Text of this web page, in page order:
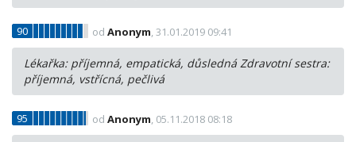
90 od Anonym, 31.01.2019 09:41
Lékařka: příjemná, empatická, důsledná Zdravotní sestra:
příjemná, vstřícná, pečlivá
95 od Anonym, 05.11.2018 08:18